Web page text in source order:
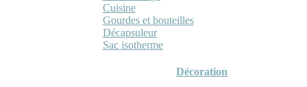
Cuisine
Gourdes et bouteilles
Décapsuleur
Sac isotherme
Décoration